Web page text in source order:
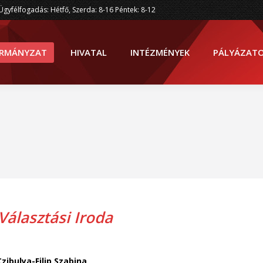
Hétfő, Szerda: 8-16 Péntek: 8-12
HIVATAL INTÉZMÉNYEK
Iroda